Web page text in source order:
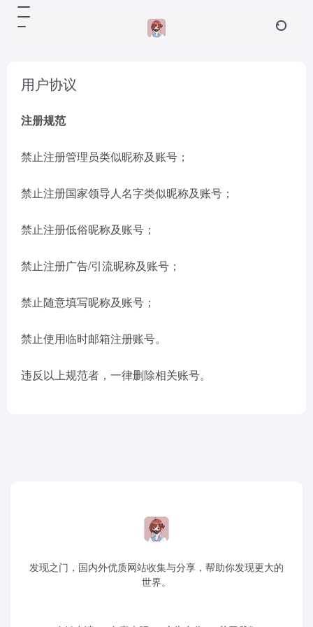
用户协议
注册规范
禁止注册管理员类似昵称及账号；
禁止注册国家领导人名字类似昵称及账号；
禁止注册低俗昵称及账号；
禁止注册广告/引流昵称及账号；
禁止随意填写昵称及账号；
禁止使用临时邮箱注册账号。
违反以上规范者，一律删除相关账号。
发现之门，国内外优质网站收集与分享，帮助你发现更大的
世界。